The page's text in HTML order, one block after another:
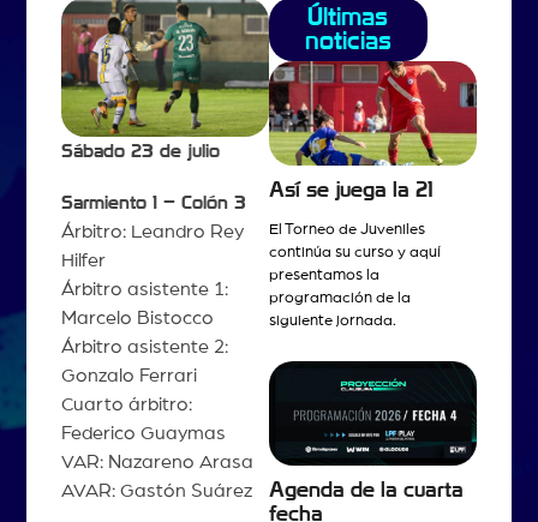
Sábado 23 de julio
Sarmiento 1 – Colón 3
Árbitro: Leandro Rey
Hilfer
Árbitro asistente 1:
Marcelo Bistocco
Árbitro asistente 2:
Gonzalo Ferrari
Cuarto árbitro:
Federico Guaymas
VAR: Nazareno Arasa
AVAR: Gastón Suárez
Últimas
noticias
Así se juega la 21
El Torneo de Juveniles
continúa su curso y aquí
presentamos la
programación de la
siguiente jornada.
Agenda de la cuarta
fecha